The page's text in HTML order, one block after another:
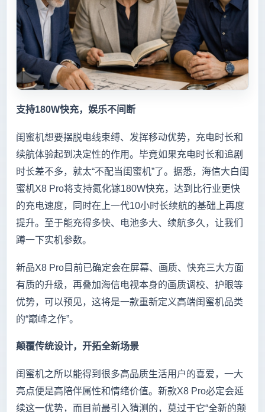
支持180W快充，娱乐不间断
闺蜜机想要摆脱电线束缚、发挥移动优势，充电时长和
续航体验起到决定性的作用。毕竟如果充电时长和追剧
时长差不多，就太“不配当闺蜜机”了。据悉，海信大白闺
蜜机X8 Pro将支持氮化镓180W快充，达到比行业更快
的充电速度，同时在上一代10小时长续航的基础上再度
提升。至于能充得多快、电池多大、续航多久，让我们
蹲一下实机参数。
新品X8 Pro目前已确定会在屏幕、画质、快充三大方面
有质的升级，再叠加海信电视本身的画质调校、护眼等
优势，可以预见，这将是一款重新定义高端闺蜜机品类
的“巅峰之作”。
颠覆传统设计，开拓全新场景
闺蜜机之所以能得到很多高品质生活用户的喜爱，一大
亮点便是高陪伴属性和情绪价值。新款X8 Pro必定会延
续这一优势，而目前最引入猜测的，莫过于它“全新的颠